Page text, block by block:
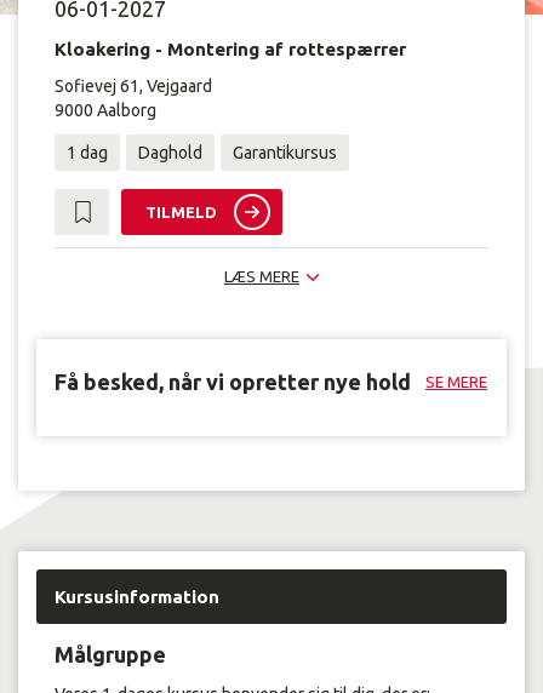
06-01-2027
Kloakering - Montering af rottespærrer
Sofievej 61, Vejgaard
9000 Aalborg
1 dag Daghold Garantikursus
TILMELD
LÆS MERE
Få besked, når vi opretter nye hold SE MERE
Kursusinformation
Målgruppe